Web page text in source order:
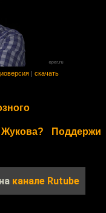
скачать
Поддержи
канале Rutube